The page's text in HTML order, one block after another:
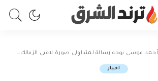
أحمد موسى يوجه رسالة لمتداولي صورة لاعبي الزمالك أثناء التحق
اخبار